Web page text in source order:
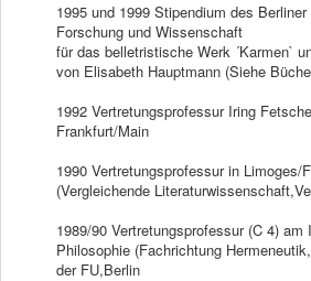
1995 und 1999 Stipendium des
Forschung und Wissenschaft
für das belletristische Werk ´Karmen`
von Elisabeth Hauptmann (Siehe
1992 Vertretungsprofessur Iring
Frankfurt/Main
1990 Vertretungsprofessur in Limoges/
(Vergleichende
1989/90 Vertretungsprofessur (C 4) am
Philosophie (Fachrichtung
der FU,Berlin